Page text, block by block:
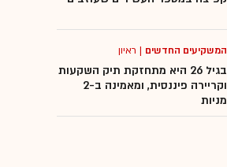
המשקיעים החדשים | ראיון
בגיל 26 היא מתחזקת תיק השקעות
וקריירה פיננסית, ומאמינה ב-2
מניות